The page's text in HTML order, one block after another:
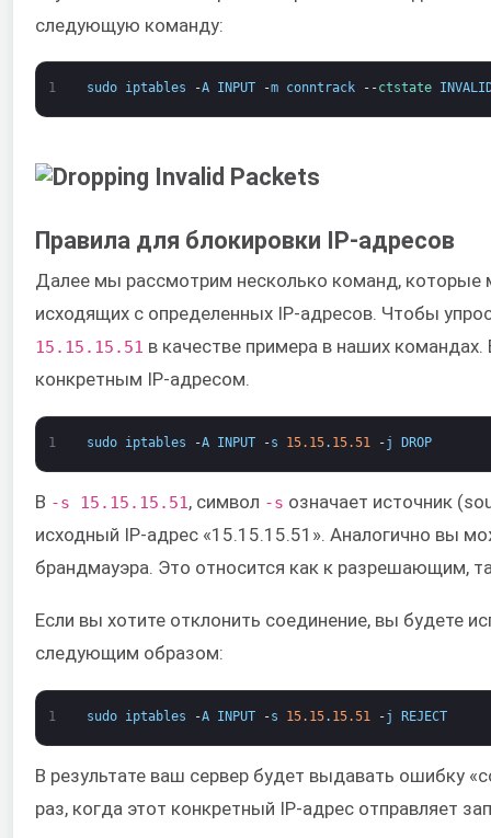
следующую команду:
1 sudo iptables -A INPUT -m conntrack --ctstate
Правила для блокировки IP-адресов
Далее мы рассмотрим несколько команд, которые
исходящих с определенных IP-адресов. Чтобы
15.15.15.51 в качестве примера в наших
конкретным IP-адресом.
1 sudo iptables -A INPUT -s 15.15. 15.51 -j DROP
В ​ -s 15.15.15.51 , ​​символ ​ -s​ означает источник
исходный IP-адрес «15.15.15.51». Аналогично вы
брандмауэра. Это относится как к разрешающим,
Если вы хотите отклонить соединение, вы будете
следующим образом:
1 sudo iptables -A INPUT -s 15.15. 15.51 -j REJECT
В результате ваш сервер будет выдавать ошибку
раз, когда этот конкретный IP-адрес отправляет